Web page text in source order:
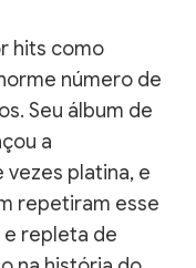
hits como
número de
Seu álbum de
a
platina, e
repetiram esse
repleta de